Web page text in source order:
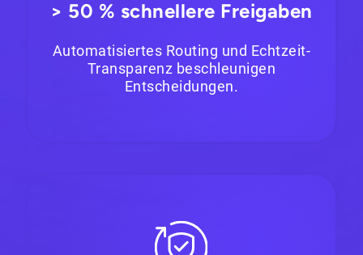
> 50 % schnellere Freigaben
Automatisiertes Routing und Echtzeit-
Transparenz beschleunigen
Entscheidungen.